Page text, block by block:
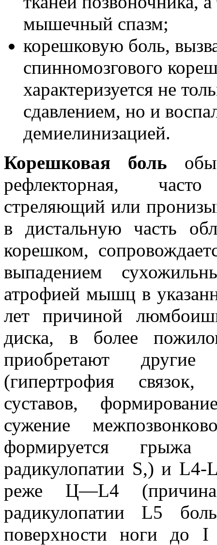
мышечный спазм;
корешковую боль,
спинномозгового
характеризуется не
сдавлением, но и
демиелинизацией.
Корешковая боль
рефлекторная,
стреляющий или
в дистальную часть
корешком,
выпадением
атрофией мышц в
лет причиной
диска, в более
приобретают другие
(гипертрофия связок,
суставов,
сужение
формируется
радикулопатии S,) и
реже Ц—L4
радикулопатии L5
поверхности ноги до I